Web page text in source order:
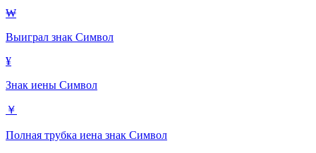
₩
Выиграл знак Символ
¥
Знак иены Символ
￥
Полная трубка иена знак Символ